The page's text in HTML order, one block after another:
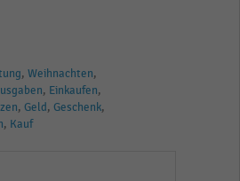
Weihnachten
Einkaufen
Geld Geschenk
Kauf